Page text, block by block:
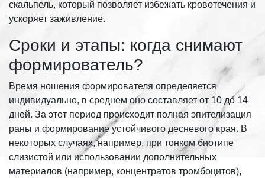
скальпель, который позволяет избежать кровотечения и
ускоряет заживление.
Сроки и этапы: когда снимают
формирователь?
Время ношения формирователя определяется
индивидуально, в среднем оно составляет от 10 до 14
дней. За этот период происходит полная эпителизация
раны и формирование устойчивого десневого края. В
некоторых случаях, например, при тонком биотипе
слизистой или использовании дополнительных
материалов (например, концентратов тромбоцитов),